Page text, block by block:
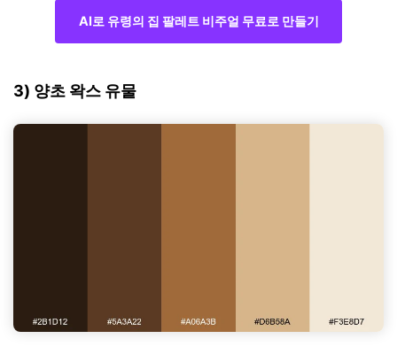
AI로 유령의 집 팔레트 비주얼 무료로 만들기
3) 양초 왁스 유물